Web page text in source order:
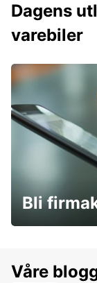
Dagens
varebiler
Bli
Våre